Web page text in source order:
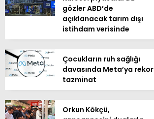
gözler ABD’de
açıklanacak tarım dışı
istihdam verisinde
Çocukların ruh sağlığı
davasında Meta’ya rekor
tazminat
Orkun Kökçü,